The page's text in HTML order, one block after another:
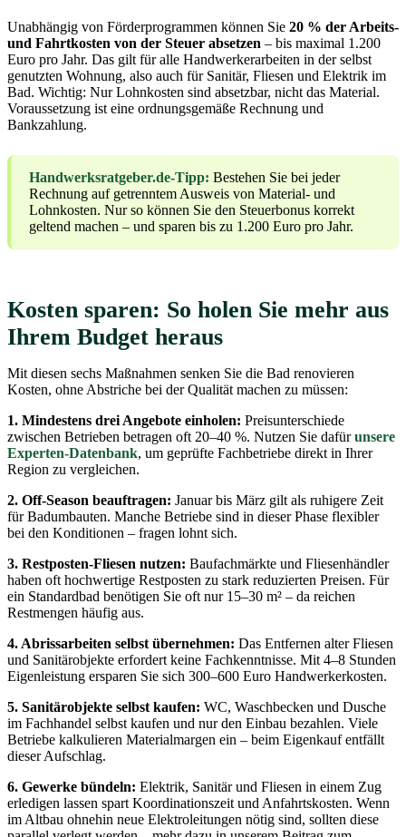
Unabhängig von Förderprogrammen können Sie 20 % der Arbeits-
und Fahrtkosten von der Steuer absetzen – bis maximal 1.200
Euro pro Jahr. Das gilt für alle Handwerkerarbeiten in der selbst
genutzten Wohnung, also auch für Sanitär, Fliesen und Elektrik im
Bad. Wichtig: Nur Lohnkosten sind absetzbar, nicht das Material.
Voraussetzung ist eine ordnungsgemäße Rechnung und
Bankzahlung.
Handwerksratgeber.de-Tipp: Bestehen Sie bei jeder
Rechnung auf getrenntem Ausweis von Material- und
Lohnkosten. Nur so können Sie den Steuerbonus korrekt
geltend machen – und sparen bis zu 1.200 Euro pro Jahr.
Kosten sparen: So holen Sie mehr aus
Ihrem Budget heraus
Mit diesen sechs Maßnahmen senken Sie die Bad renovieren
Kosten, ohne Abstriche bei der Qualität machen zu müssen:
1. Mindestens drei Angebote einholen: Preisunterschiede
zwischen Betrieben betragen oft 20–40 %. Nutzen Sie dafürunsere
Experten-Datenbank, um geprüfte Fachbetriebe direkt in Ihrer
Region zu vergleichen.
2. Off-Season beauftragen: Januar bis März gilt als ruhigere Zeit
für Badumbauten. Manche Betriebe sind in dieser Phase flexibler
bei den Konditionen – fragen lohnt sich.
3. Restposten-Fliesen nutzen: Baufachmärkte und Fliesenhändler
haben oft hochwertige Restposten zu stark reduzierten Preisen. Für
ein Standardbad benötigen Sie oft nur 15–30 m² – da reichen
Restmengen häufig aus.
4. Abrissarbeiten selbst übernehmen: Das Entfernen alter Fliesen
und Sanitärobjekte erfordert keine Fachkenntnisse. Mit 4–8 Stunden
Eigenleistung ersparen Sie sich 300–600 Euro Handwerkerkosten.
5. Sanitärobjekte selbst kaufen: WC, Waschbecken und Dusche
im Fachhandel selbst kaufen und nur den Einbau bezahlen. Viele
Betriebe kalkulieren Materialmargen ein – beim Eigenkauf entfällt
dieser Aufschlag.
6. Gewerke bündeln: Elektrik, Sanitär und Fliesen in einem Zug
erledigen lassen spart Koordinationszeit und Anfahrtskosten. Wenn
im Altbau ohnehin neue Elektroleitungen nötig sind, sollten diese